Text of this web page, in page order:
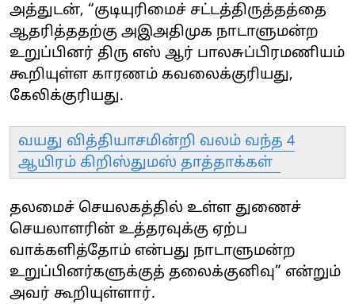
அத்துடன், “குடியுரிமைச் சட்டத்திருத்தத்தை
ஆதரித்ததற்கு அஇஅதிமுக நாடாளுமன்ற
உறுப்பினர் திரு எஸ் ஆர் பாலசுப்பிரமணியம்
கூறியுள்ள காரணம் கவலைக்குரியது,
கேலிக்குரியது.
வயது வித்தியாசமின்றி வலம் வந்த 4
ஆயிரம் கிறிஸ்துமஸ் தாத்தாக்கள்
தலமைச் செயலகத்தில் உள்ள துணைச்
செயலாளரின் உத்தரவுக்கு ஏற்ப
வாக்களித்தோம் என்பது நாடாளுமன்ற
உறுப்பினர்களுக்குத் தலைக்குனிவு” என்றும்
அவர் கூறியுள்ளார்.